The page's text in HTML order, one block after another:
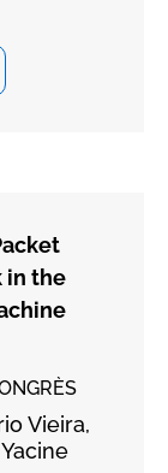
in the
Vieira,